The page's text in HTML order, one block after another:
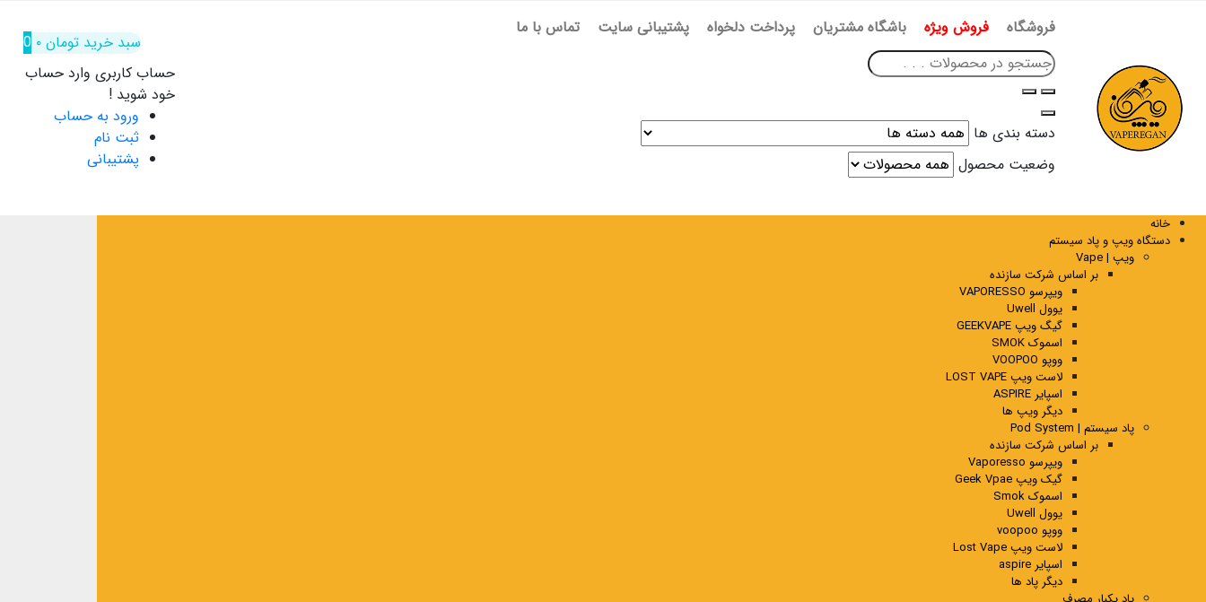
فروشگاه فروش ویژه باشگاه مشتریان پرداخت دلخواه پشتیبانی سایت تماس با ما
دسته بندی ها
وضعیت محصول
سبد خرید تومان۰
0
حساب کاربری وارد حساب
خود شوید !
ورود به حساب
ثبت نام
پشتیبانی
خانه
دستگاه ویپ و پاد سیستم
ویپ | Vape
بر اساس شرکت سازنده
ویپرسو VAPORESSO
یوول Uwell
گیگ ویپ GEEKVAPE
اسموک SMOK
ووپو VOOPOO
لاست ویپ LOST VAPE
اسپایر ASPIRE
دیگر ویپ ها
پاد سیستم | Pod System
بر اساس شرکت سازنده
ویپرسو Vaporesso
گیک ویپ Geek Vpae
اسموک Smok
یوول Uwell
ووپو voopoo
لاست ویپ Lost Vape
اسپایر aspire
دیگر پاد ها